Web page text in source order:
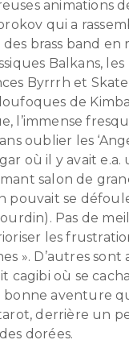
animations
qui a
brass band en
Balkans, les
Byrrrh et
de
l’immense
oublier les
où il y avait e.a.
salon de
pouvait se
Pas de
les
». D’autres sont
cagibi où se
bonne aventure
derrière un
dorées.